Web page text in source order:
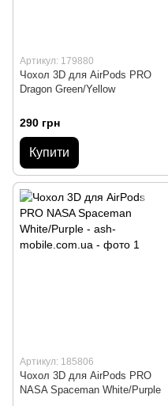
Артикул: 179880
Чохол 3D для AirPods PRO
Dragon Green/Yellow
290 грн
Купити
Артикул: 185806
Чохол 3D для AirPods PRO
NASA Spaceman White/Purple